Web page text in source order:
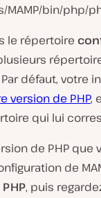
MAMP/bin/php/
le répertoire
défaut, votre
version de PHP,
qui lui
de PHP que
de
PHP, puis